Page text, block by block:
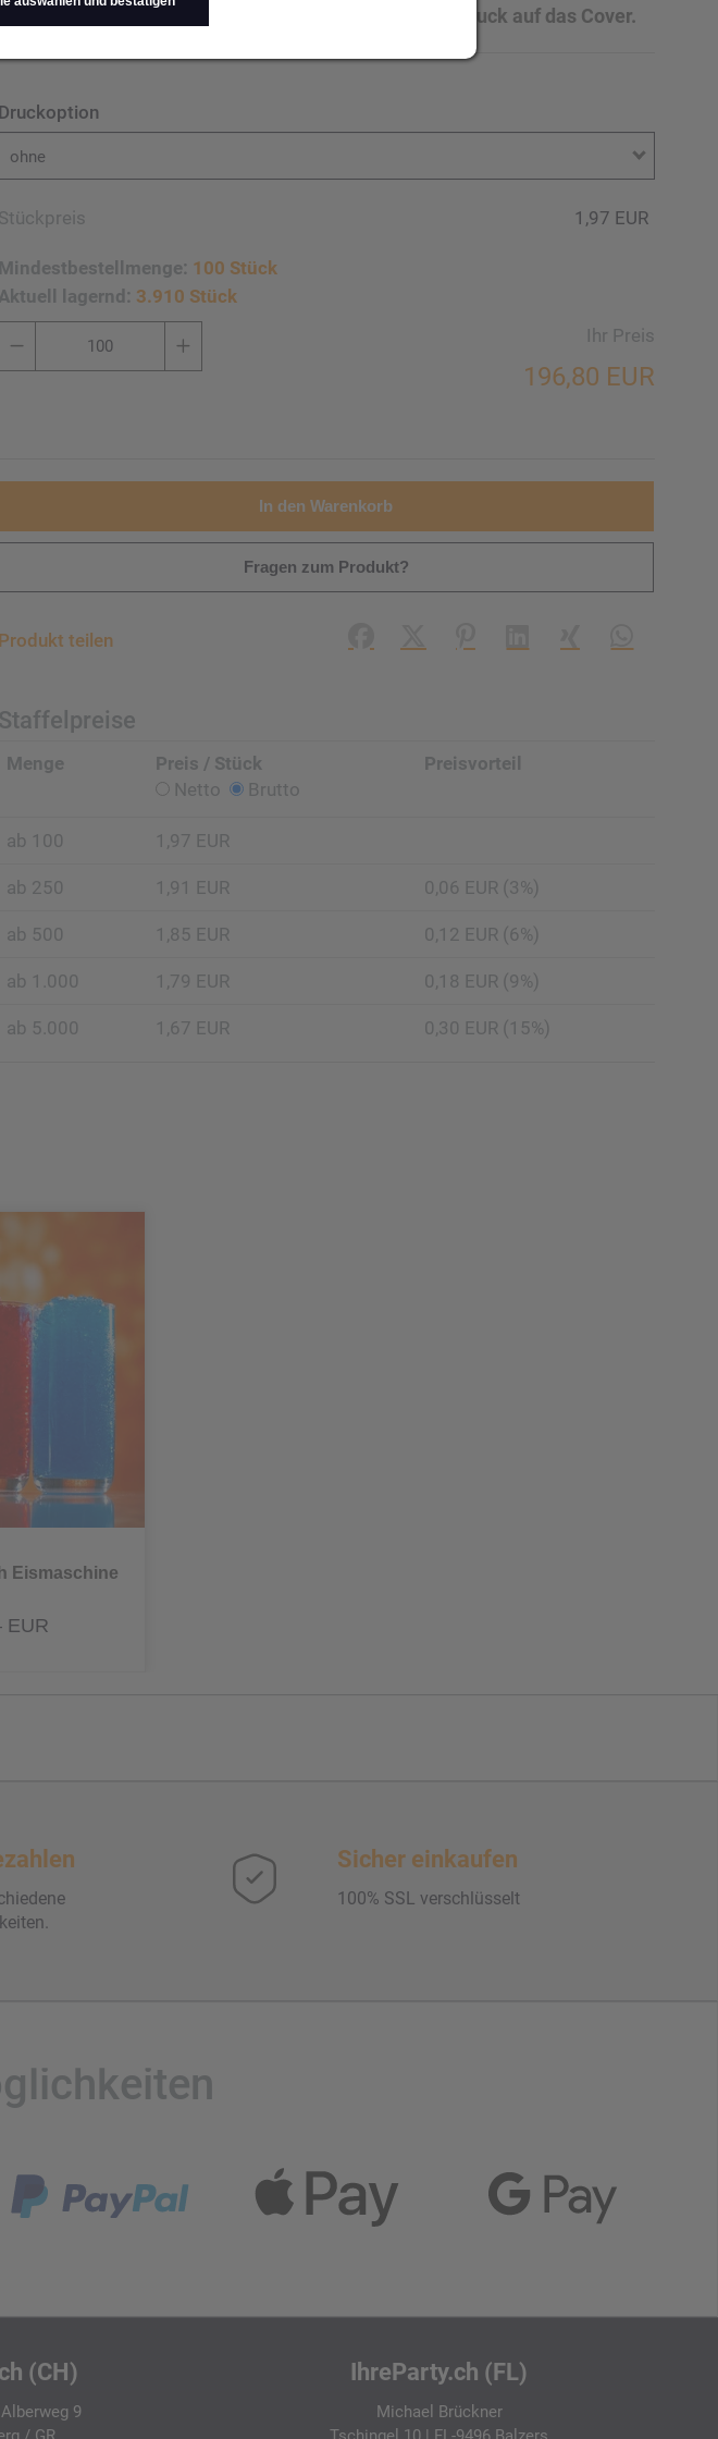
Blankoseiten. Ihre Werbung drucken wir per Tampondruck auf das Cover.
Druckoption
ohne
Stückpreis 1,97 EUR
Mindestbestellmenge: 100 Stück
Aktuell lagernd: 3.910 Stück
Ihr Preis
196,80 EUR
In den Warenkorb
Fragen zum Produkt?
Produkt teilen Facebook
X PinterestLinkedInXing WhatsApp
Staffelpreise
Menge
Preis / Stück
Netto
Brutto
Preisvorteil
ab 100 1,97 EUR
ab 250 1,91 EUR 0,06 EUR (3%)
ab 500 1,85 EUR 0,12 EUR (6%)
ab 1.000 1,79 EUR 0,18 EUR (9%)
ab 5.000 1,67 EUR 0,30 EUR (15%)
Eismaschine
EUR
Sicher einkaufen
100% SSL verschlüsselt
(CH)
9
IhreParty.ch (FL)
Michael Brückner